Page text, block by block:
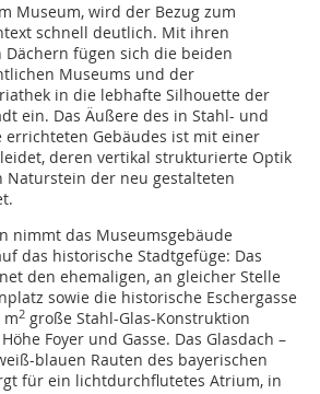
Museum, wird der Bezug zum
schnell deutlich. Mit ihren
fügen sich die beiden
Museums und der
in die lebhafte Silhouette der
ein. Das Äußere des in Stahl- und
errichteten Gebäudes ist mit einer
deren vertikal strukturierte Optik
Naturstein der neu gestalteten
nimmt das Museumsgebäude
das historische Stadtgefüge: Das
den ehemaligen, an gleicher Stelle
sowie die historische Eschergasse
m2 große Stahl-Glas-Konstruktion
Foyer und Gasse. Das Glasdach –
blauen Rauten des bayerischen
für ein lichtdurchflutetes Atrium, in